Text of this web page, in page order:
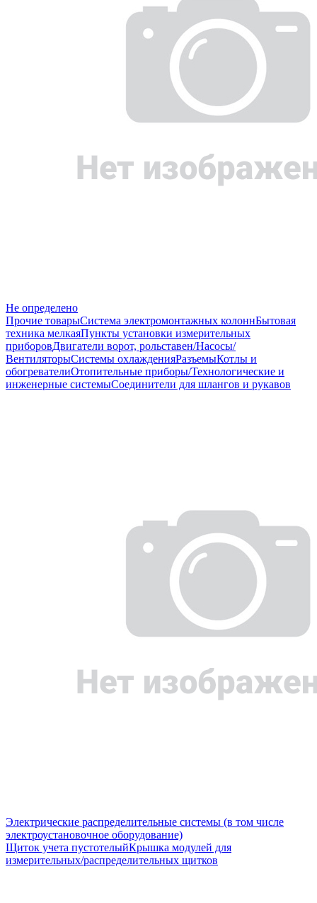
Не определено
Прочие товарыСистема электромонтажных колоннБытовая
техника мелкаяПункты установки измерительных
приборовДвигатели ворот, рольставен/Насосы/
ВентиляторыСистемы охлажденияРазъемыКотлы и
обогревателиОтопительные приборы/Технологические и
инженерные системыСоединители для шлангов и рукавов
Электрические распределительные системы (в том числе
электроустановочное оборудование)
Щиток учета пустотелыйКрышка модулей для
измерительных/распределительных щитков